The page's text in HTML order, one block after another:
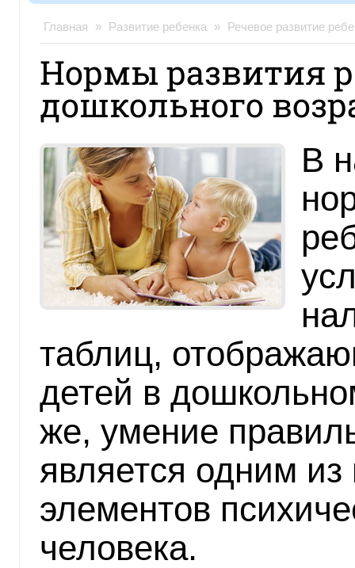
Главная » Развитие ребенка » Речевое развитие
Нормы развития
дошкольного
В
таблиц,
детей в
же, умение
является одним
элементов
человека.